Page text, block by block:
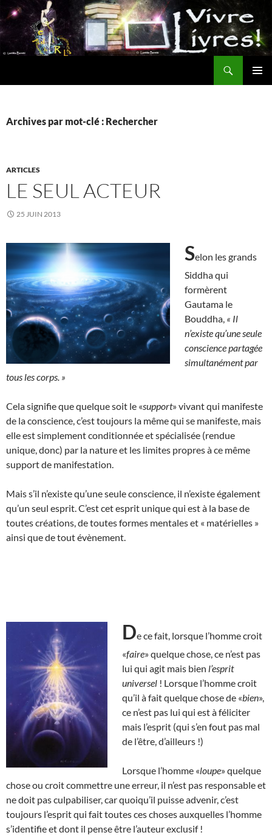
Aller
au
contenu
Archives par mot-clé : Rechercher
ARTICLES
LE SEUL ACTEUR
25 JUIN 2013
Selon les grands
Siddha qui
formèrent
Gautama le
Bouddha, « Il
n’existe qu’une seule
conscience partagée
simultanément par
tous les corps. »
Cela signifie que quelque soit le «support» vivant qui manifeste
de la conscience, c’est toujours la même qui se manifeste, mais
elle est simplement conditionnée et spécialisée (rendue
unique, donc) par la nature et les limites propres à ce même
support de manifestation.
Mais s’il n’existe qu’une seule conscience, il n’existe également
qu’un seul esprit. C’est cet esprit unique qui est à la base de
toutes créations, de toutes formes mentales et « matérielles »
ainsi que de tout évènement.
De ce fait, lorsque l’homme croit
«faire» quelque chose, ce n’est pas
lui qui agit mais bien l’esprit
universel ! Lorsque l’homme croit
qu’il à fait quelque chose de «bien»,
ce n’est pas lui qui est à féliciter
mais l’esprit (qui s’en fout pas mal
de l’être, d’ailleurs !)
Lorsque l’homme «loupe» quelque
chose ou croit commettre une erreur, il n’est pas responsable et
ne doit pas culpabiliser, car quoiqu’il puisse advenir, c’est
toujours l’esprit qui fait toutes ces choses auxquelles l’homme
s’identifie et dont il pense être l’auteur exclusif !